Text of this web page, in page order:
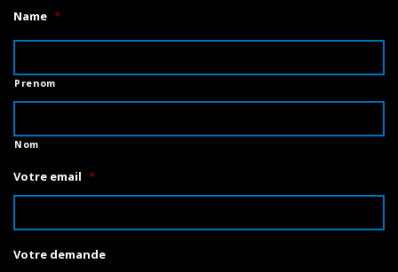
Name *
Prenom
Nom
Votre email *
Votre demande